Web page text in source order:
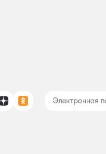
Дзен Одноклассники